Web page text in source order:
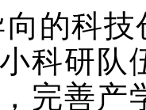
的科
科研队
完善产